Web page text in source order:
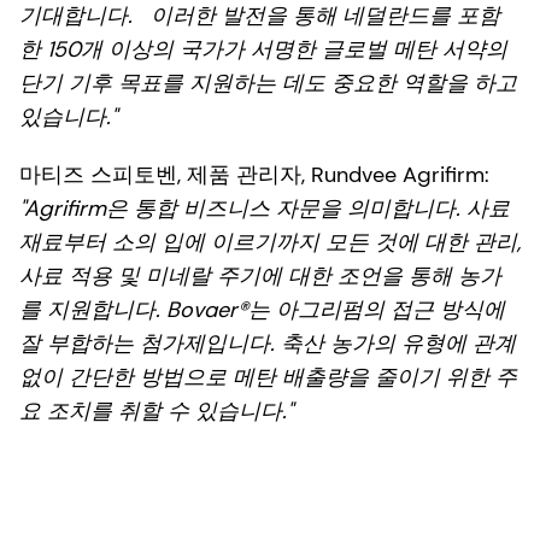
기대합니다.
이러한 발전을 통해 네덜란드를 포함
한 150개 이상의 국가가 서명한 글로벌 메탄 서약의
단기 기후 목표를 지원하는 데도 중요한 역할을 하고
있습니다."
마티즈 스피토벤, 제품 관리자, Rundvee Agrifirm:
"Agrifirm은 통합 비즈니스 자문을 의미합니다. 사료
재료부터 소의 입에 이르기까지 모든 것에 대한 관리,
사료 적용 및 미네랄 주기에 대한 조언을 통해 농가
를 지원합니다. Bovaer®는 아그리펌의 접근 방식에
잘 부합하는 첨가제입니다. 축산 농가의 유형에 관계
없이 간단한 방법으로 메탄 배출량을 줄이기 위한 주
요 조치를 취할 수 있습니다."